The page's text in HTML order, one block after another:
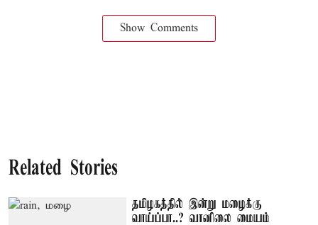
Show Comments
Related Stories
தமிழகத்தில் இன்று மழைக்கு
வாய்ப்பா..? வானிலை மையம்